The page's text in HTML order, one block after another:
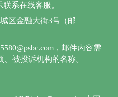
系在线客服。
区金融大街3号（邮
，邮件内容需
被投诉机构的名称。